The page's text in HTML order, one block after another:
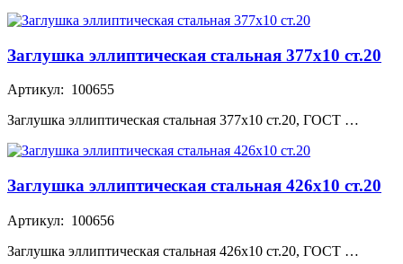
Заглушка эллиптическая стальная 377х10 ст.20
Артикул: 100655
Заглушка эллиптическая стальная 377х10 ст.20, ГОСТ …
Заглушка эллиптическая стальная 426х10 ст.20
Артикул: 100656
Заглушка эллиптическая стальная 426х10 ст.20, ГОСТ …